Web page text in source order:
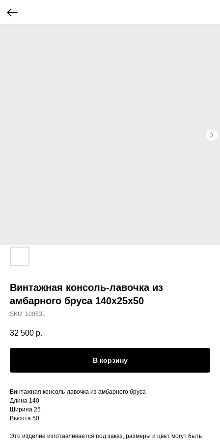
Винтажная консоль-лавочка из
амбарного бруса 140х25х50
SKU: 100531
32 500 р.
В корзину
Винтажная консоль-лавочка из амбарного бруса
Длина 140
Ширина 25
Высота 50
Это изделие изготавливается под заказ, размеры и цвет могут быть